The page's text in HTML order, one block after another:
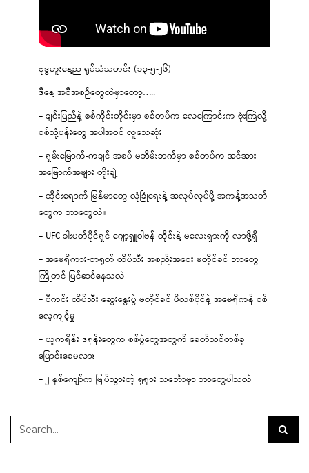
ဗုဒ္ဓဟူးနေ့ည ရုပ်သံသတင်း (၁၃-၅-၂၆)
ဒီနေ့ အစီအစဉ်တွေထဲမှာတော့…..
– ချင်းပြည်နဲ့ စစ်ကိုင်းတိုင်းမှာ စစ်တပ်က လေကြောင်းက ဗုံးကြဲလို့
စစ်သုံ့ပန်းတွေ အပါအဝင် လူသေဆုံး
– ရှမ်းမြောက်-ကချင် အစပ် မဘိမ်းဘက်မှာ စစ်တပ်က အင်အား
အမြောက်အများ တိုးချဲ့
– ထိုင်းရောက် မြန်မာတွေ လုံခြုံရေးနဲ့ အလုပ်လုပ်ဖို့ အကန့်အသတ်
တွေက ဘာတွေလဲ။
– UFC ခါးပတ်ပိုင်ရှင် ဂျော့ရှူဝါဗန် ထိုင်းနဲ့ မလေးရှားကို လာဖို့ရှိ
– အမေရိကား-တရုတ် ထိပ်သီး အစည်းအဝေး မတိုင်ခင် ဘာတွေ
ကြိုတင် ပြင်ဆင်နေသလဲ
– ပီကင်း ထိပ်သီး ဆွေးနွေးပွဲ မတိုင်ခင် ဖိလစ်ပိုင်နဲ့ အမေရိကန် စစ်
လေ့ကျင့်မှု
– ယူကရိန်း ဒရုန်းတွေက စစ်ပွဲတွေအတွက် ခေတ်သစ်တစ်ခု
ပြောင်းစေမလား
– ၂ နှစ်ကျော်က မြုပ်သွားတဲ့ ရုရှား သင်္ဘောမှာ ဘာတွေပါသလဲ